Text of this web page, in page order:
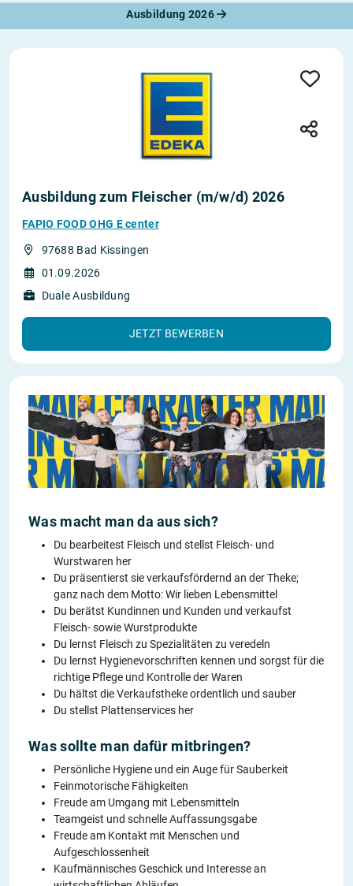
Ausbildung 2026
Ausbildung zum Fleischer (m/w/d) 2026
FAPIO FOOD OHG E center
97688 Bad Kissingen
01.09.2026
Duale Ausbildung
JETZT BEWERBEN
Was macht man da aus sich?
Du bearbeitest Fleisch und stellst Fleisch- und
Wurstwaren her
Du präsentierst sie verkaufsfördernd an der Theke;
ganz nach dem Motto: Wir lieben Lebensmittel
Du berätst Kundinnen und Kunden und verkaufst
Fleisch- sowie Wurstprodukte
Du lernst Fleisch zu Spezialitäten zu veredeln
Du lernst Hygienevorschriften kennen und sorgst für die
richtige Pflege und Kontrolle der Waren
Du hältst die Verkaufstheke ordentlich und sauber
Du stellst Plattenservices her
Was sollte man dafür mitbringen?
Persönliche Hygiene und ein Auge für Sauberkeit
Feinmotorische Fähigkeiten
Freude am Umgang mit Lebensmitteln
Teamgeist und schnelle Auffassungsgabe
Freude am Kontakt mit Menschen und
Aufgeschlossenheit
Kaufmännisches Geschick und Interesse an